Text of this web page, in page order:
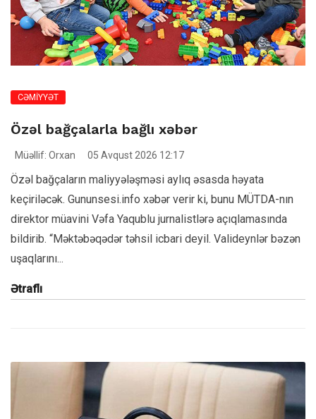
CƏMİYYƏT
Özəl bağçalarla bağlı xəbər
Müəllif: Orxan 05 Avqust 2026 12:17
Özəl bağçaların maliyyələşməsi aylıq əsasda həyata
keçiriləcək. Gununsesi.info xəbər verir ki, bunu MÜTDA-nın
direktor müavini Vəfa Yaqublu jurnalistlərə açıqlamasında
bildirib. “Məktəbəqədər təhsil icbari deyil. Valideynlər bəzən
uşaqlarını...
Ətraflı